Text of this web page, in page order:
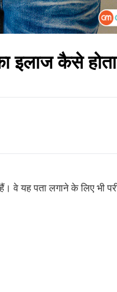
कैसे
वे यह पता लगाने के लिए भी